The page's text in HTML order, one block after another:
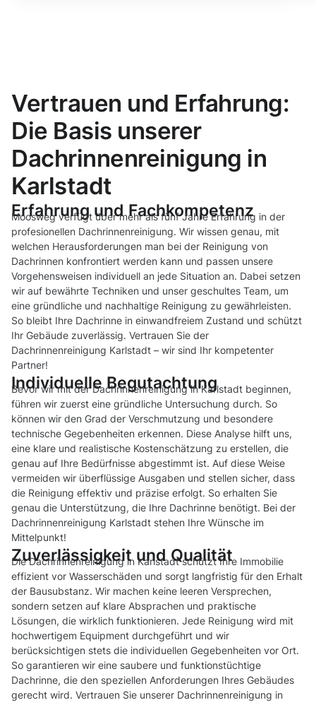
Vertrauen und Erfahrung:
Die Basis unserer
Dachrinnenreinigung in
Karlstadt
Erfahrung und Fachkompetenz
Moosweg verfügt über mehr als fünf Jahre Erfahrung in der
profesionellen Dachrinnenreinigung. Wir wissen genau, mit
welchen Herausforderungen man bei der Reinigung von
Dachrinnen konfrontiert werden kann und passen unsere
Vorgehensweisen individuell an jede Situation an. Dabei setzen
wir auf bewährte Techniken und unser geschultes Team, um
eine gründliche und nachhaltige Reinigung zu gewährleisten.
So bleibt Ihre Dachrinne in einwandfreiem Zustand und schützt
Ihr Gebäude zuverlässig. Vertrauen Sie der
Dachrinnenreinigung Karlstadt – wir sind Ihr kompetenter
Partner!
Individuelle Begutachtung
Bevor wir mit der Dachrinnenreinigung in Karlstadt beginnen,
führen wir zuerst eine gründliche Untersuchung durch. So
können wir den Grad der Verschmutzung und besondere
technische Gegebenheiten erkennen. Diese Analyse hilft uns,
eine klare und realistische Kostenschätzung zu erstellen, die
genau auf Ihre Bedürfnisse abgestimmt ist. Auf diese Weise
vermeiden wir überflüssige Ausgaben und stellen sicher, dass
die Reinigung effektiv und präzise erfolgt. So erhalten Sie
genau die Unterstützung, die Ihre Dachrinne benötigt. Bei der
Dachrinnenreinigung Karlstadt stehen Ihre Wünsche im
Mittelpunkt!
Zuverlässigkeit und Qualität
Die Dachrinnenreinigung in Karlstadt schützt Ihre Immobilie
effizient vor Wasserschäden und sorgt langfristig für den Erhalt
der Bausubstanz. Wir machen keine leeren Versprechen,
sondern setzen auf klare Absprachen und praktische
Lösungen, die wirklich funktionieren. Jede Reinigung wird mit
hochwertigem Equipment durchgeführt und wir
berücksichtigen stets die individuellen Gegebenheiten vor Ort.
So garantieren wir eine saubere und funktionstüchtige
Dachrinne, die den speziellen Anforderungen Ihres Gebäudes
gerecht wird. Vertrauen Sie unserer Dachrinnenreinigung in